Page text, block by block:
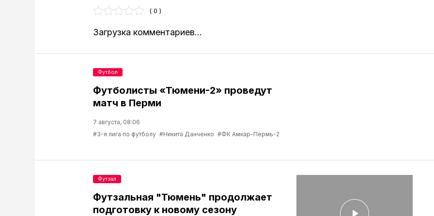
( 0 )
Загрузка комментариев...
Футболисты «Тюмени-2» проведут
матч в Перми
7 августа, 08:06
#3-я лига по футболу #Никита Данченко #ФК Амкар-Пермь-2
Футбол
Футзальная "Тюмень" продолжает
подготовку к новому сезону
Футзал